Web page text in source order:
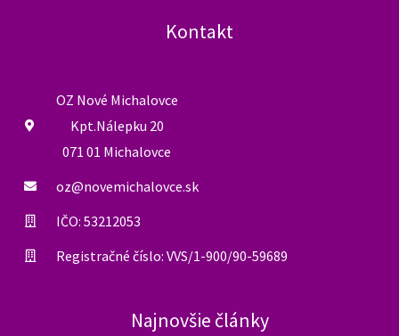
Kontakt
OZ Nové Michalovce
Kpt.Nálepku 20
071 01 Michalovce
oz@novemichalovce.sk
IČO: 53212053
Registračné číslo: VVS/1-900/90-59689
Najnovšie články